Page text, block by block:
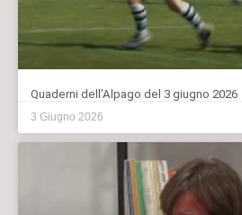
Quaderni dell’Alpago del 3 giugno 2026
3 Giugno 2026